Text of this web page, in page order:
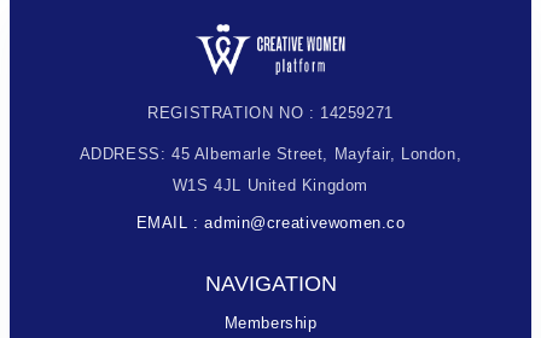
REGISTRATION NO : 14259271
ADDRESS: 45 Albemarle Street, Mayfair, London,
W1S 4JL United Kingdom
EMAIL : admin@creativewomen.co
NAVIGATION
Membership